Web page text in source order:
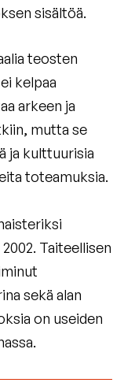
sisältöä.
teosten
kelpaa
arkeen ja
mutta se
ja kulttuurisia
toteamuksia.
Taiteellisen
sekä alan
on useiden